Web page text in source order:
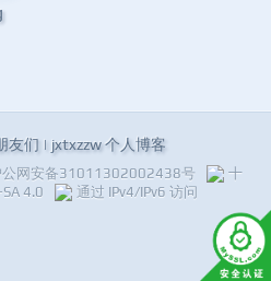
友们 | jxtxzzw 个人博客
公网安备31011302002438号
十
SA 4.0 通过 IPv4/IPv6 访问